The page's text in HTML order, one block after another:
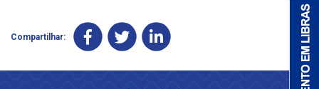
Compartilhar: